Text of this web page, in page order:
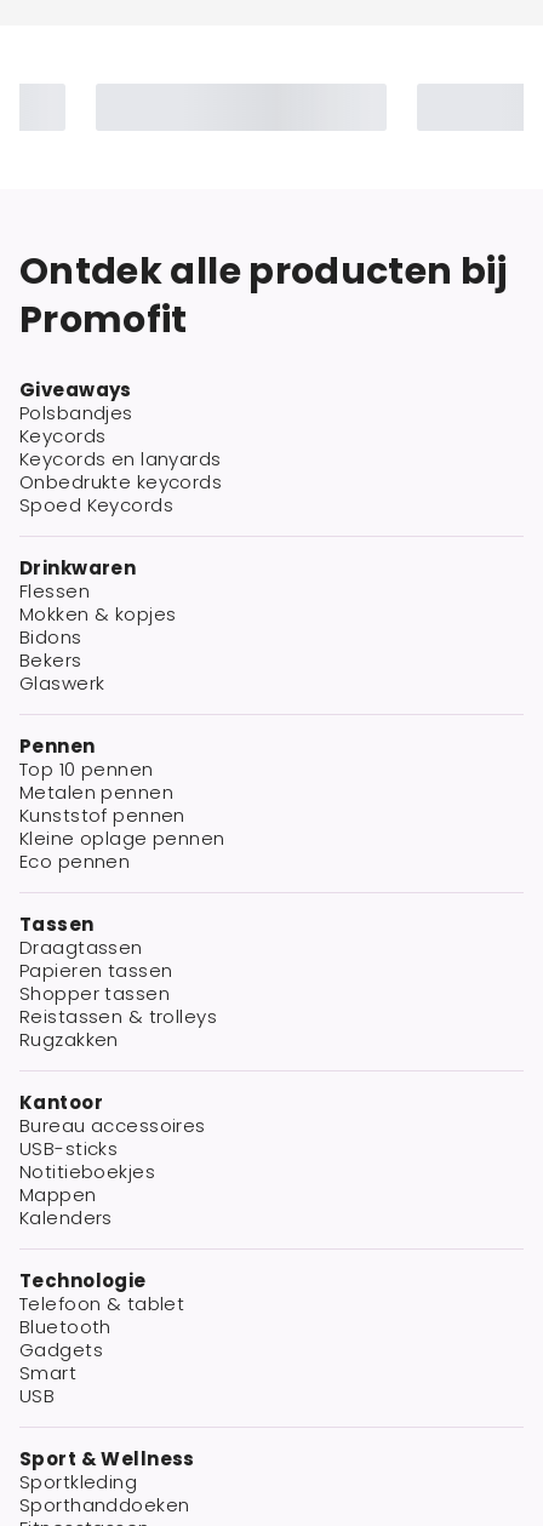
Ontdek alle producten bij
Promofit
Giveaways
Polsbandjes
Keycords
Keycords en lanyards
Onbedrukte keycords
Spoed Keycords
Drinkwaren
Flessen
Mokken & kopjes
Bidons
Bekers
Glaswerk
Pennen
Top 10 pennen
Metalen pennen
Kunststof pennen
Kleine oplage pennen
Eco pennen
Tassen
Draagtassen
Papieren tassen
Shopper tassen
Reistassen & trolleys
Rugzakken
Kantoor
Bureau accessoires
USB-sticks
Notitieboekjes
Mappen
Kalenders
Technologie
Telefoon & tablet
Bluetooth
Gadgets
Smart
USB
Sport & Wellness
Sportkleding
Sporthanddoeken